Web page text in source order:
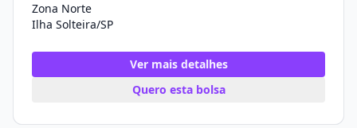
Zona Norte
Ilha Solteira/SP
Ver mais detalhes
Quero esta bolsa